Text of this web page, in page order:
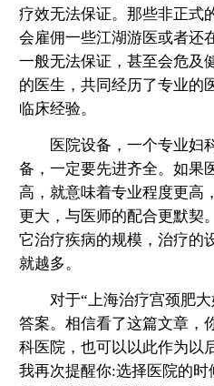
疗效无法保证。那些非正式
会雇佣一些江湖游医或者还
一般无法保证，甚至会危及
的医生，共同经历了专业的
临床经验。
医院设备，一个专业妇
备，一定要先进齐全。如果
高，就意味着专业程度更高
更大，与医师的配合更默契
它治疗疾病的规模，治疗的
就越多。
对于“上海治疗宫颈肥大
答案。相信看了这篇文章，
科医院，也可以以此作为以
我再次提醒你:选择医院的